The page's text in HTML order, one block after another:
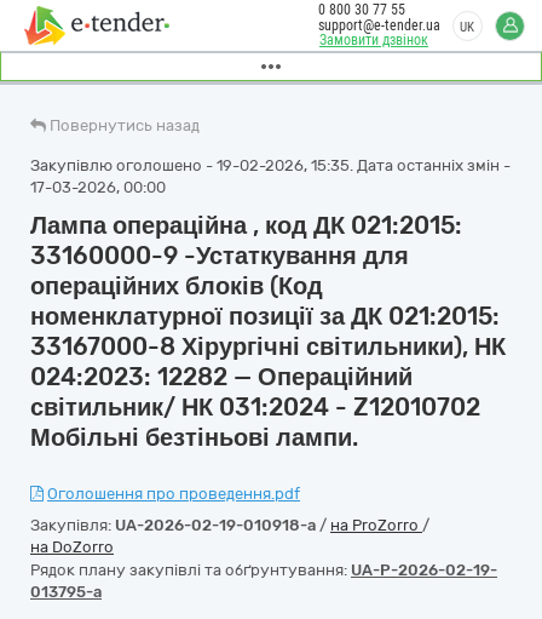
Замовити дзвінок
0 800 30 77 55
support@e-tender.ua
UK
Повернутись назад
Закупівлю оголошено - 19-02-2026, 15:35. Дата останніх змін -
17-03-2026, 00:00
Лампа операційна , код ДК 021:2015:
33160000-9 -Устаткування для
операційних блоків (Код
номенклатурної позиції за ДК 021:2015:
33167000-8 Хірургічні світильники), НК
024:2023: 12282 — Операційний
світильник/ НК 031:2024 - Z12010702
Мобільні безтіньові лампи.
Оголошення про проведення.pdf
Закупівля: UA-2026-02-19-010918-a / на ProZorro /
на DoZorro
Рядок плану закупівлі та обґрунтування: UA-P-2026-02-19-
013795-a